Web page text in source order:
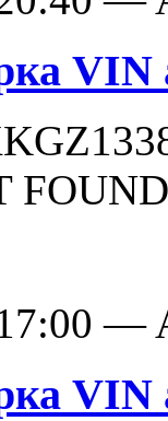
VIN
—
VIN